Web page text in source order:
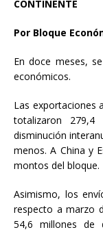
CONTINENTE
Por Bloque
En doce meses,
económicos.
Las exportaciones
totalizaron 279,4
disminución
menos. A China y
montos del bloque.
Asimismo, los
respecto a marzo
54,6 millones de